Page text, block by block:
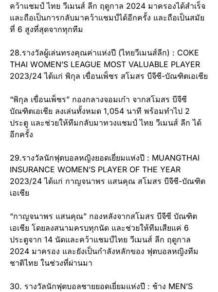
คว้าแชมป์ ไทย วีเมนส์ ลีก ฤดูกาล 2024 มาครองได้สำเร็จ
และถือเป็นการกลับมาคว้าแชมป์ได้อีกครั้ง และถือเป็นสมัย
ที่ 6 สูงที่สุดจากทุกทีม
28.รางวัลผู้เล่นทรงคุณค่าแห่งปี (ไทยวีเมนส์ลีก) : COKE
THAI WOMEN’S LEAGUE MOST VALUABLE PLAYER
2023/24 ได้แก่ พิกุล เขื่อนเพ็ชร สโมสร บีจีซี-บัณฑิตเอเชีย
“พิกุล เขื่อนเพ็ชร” กองกลางจอมเก๋า จากสโมสร บีจีซี
บัณฑิตเอเชีย ลงเล่นทั้งหมด 1,054 นาที พร้อมทำไป 2
ประตู และช่วยให้ทีมกลับมาทวงแชมป์ ไทย วีเมนส์ ลีก ได้
อีกครั้ง
29.รางวัลนักฟุตบอลหญิงยอดเยี่ยมแห่งปี : MUANGTHAI
INSURANCE WOMEN’S PLAYER OF THE YEAR
2023/24 ได้แก่ กาญจนาพร แสนคุณ สโมสร บีจีซี-บัณฑิต
เอเชีย
“กาญจนาพร แสนคุณ” กองหลังจากสโมสร บีจีซี บัณฑิต
เอเชีย โดยลงสนามครบทุกนัด และช่วยให้ทีมเสียแค่ 6
ประตูจาก 14 นัดและคว้าแชมป์ไทย วีเมนส์ ลีก ฤดูกาล
2024 มาครอง และยังเป็นกำลังหลักของ ฟุตบอลหญิงทีม
ชาติไทย ในช่วงที่ผ่านมา
30. รางวัลนักฟุตบอลชายยอดเยี่ยมแห่งปี : ช้าง MEN’S